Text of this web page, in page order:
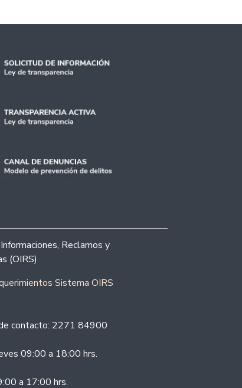
Reclamos y
(OIRS)
Sistema OIRS
contacto: 2271 84900
09:00 a 18:00 hrs.
a 17:00 hrs.